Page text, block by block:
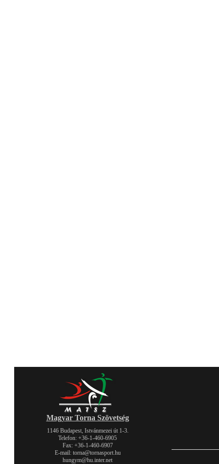
Magyar Torna Szövetség
1146 Budapest, Istvánmezei út 1-3.
Telefon: +36-1-460-6905
Fax: +36-1-460-6907
E-mail: torna@tornasport.hu
hungym@hu.inter.net